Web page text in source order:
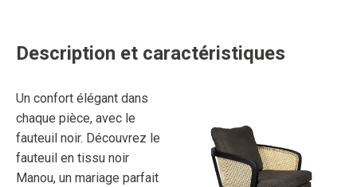
Description et caractéristiques
Un confort élégant dans
chaque pièce, avec le
fauteuil noir. Découvrez le
fauteuil en tissu noir
Manou, un mariage parfait